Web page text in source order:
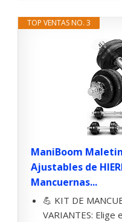
TOP VENTAS NO. 3
ManiBoom
Ajustables de
Mancuernas...
💪 KIT DE
VARIANTES: